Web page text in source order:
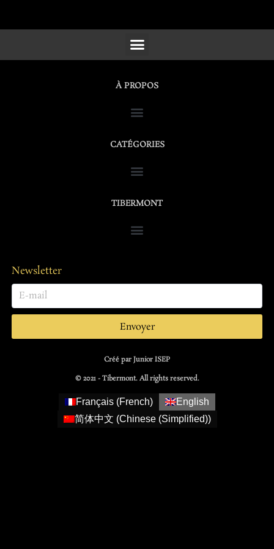
À PROPOS
CATÉGORIES
TIBERMONT
Newsletter
Envoyer
Créé par Junior ISEP
© 2021 - Tibermont. All rights reserved.
Français (French)
English
简体中文 (Chinese (Simplified))